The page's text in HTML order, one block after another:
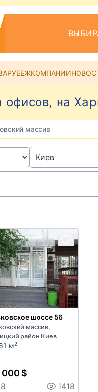
КОМПАНИИ
на
массив
шоссе 56
массив,
район Киев
м2
000 $
1418